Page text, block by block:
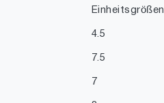
Einheitsgrößen
4.5
7.5
7